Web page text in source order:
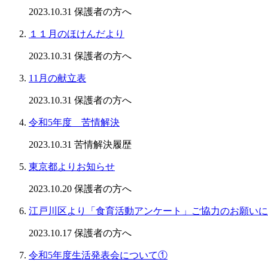
2023.10.31 保護者の方へ
１１月のほけんだより
2023.10.31 保護者の方へ
11月の献立表
2023.10.31 保護者の方へ
令和5年度 苦情解決
2023.10.31 苦情解決履歴
東京都よりお知らせ
2023.10.20 保護者の方へ
江戸川区より「食育活動アンケート」ご協力のお願い
2023.10.17 保護者の方へ
令和5年度生活発表会について①